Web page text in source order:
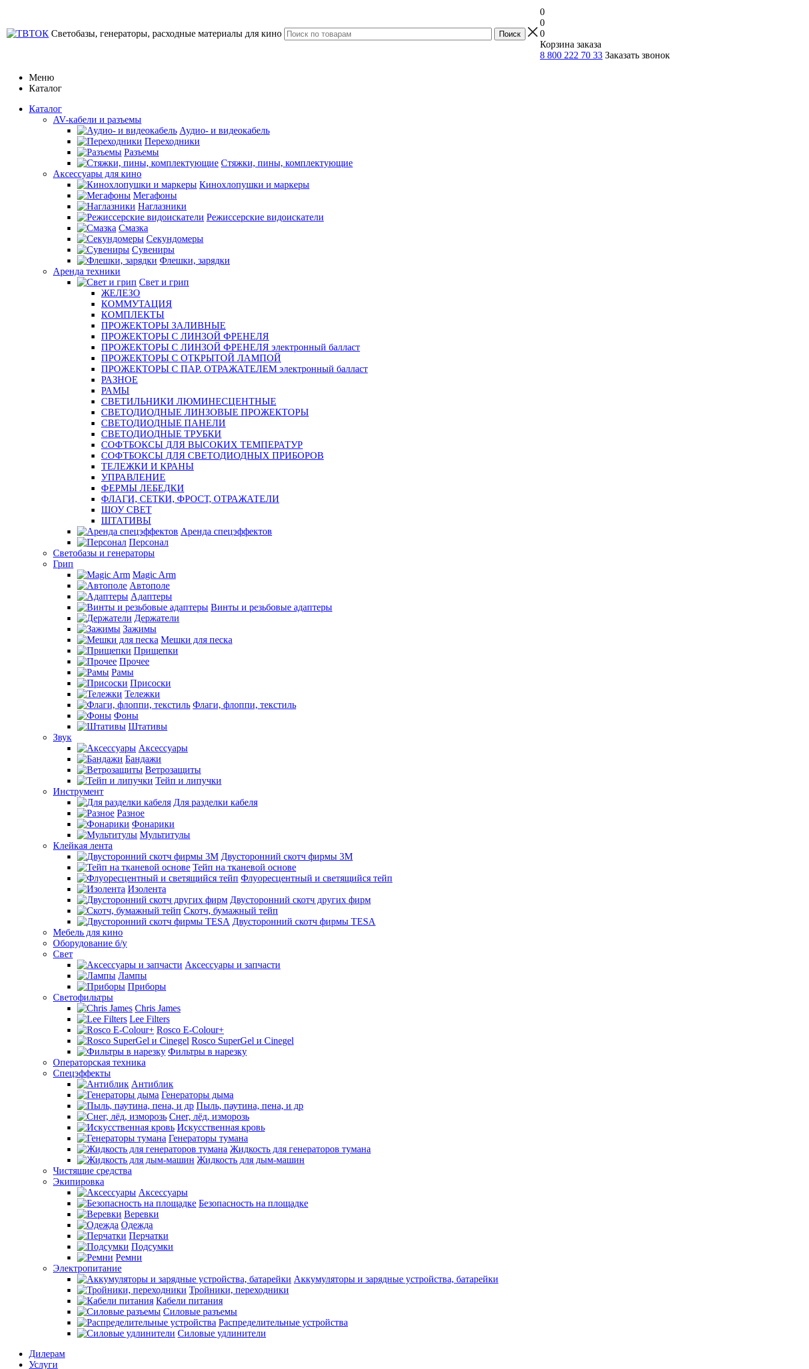
Светобазы, генераторы, расходные материалы для кино
0
0
0
Корзина заказа
8 800 222 70 33 Заказать звонок
Меню
Каталог
Каталог
AV-кабели и разъемы
Аудио- и видеокабель
Переходники
Разъемы
Стяжки, пины, комплектующие
Аксессуары для кино
Кинохлопушки и маркеры
Мегафоны
Наглазники
Режиссерские видоискатели
Смазка
Секундомеры
Сувениры
Флешки, зарядки
Аренда техники
Свет и грип
ЖЕЛЕЗО
КОММУТАЦИЯ
КОМПЛЕКТЫ
ПРОЖЕКТОРЫ ЗАЛИВНЫЕ
ПРОЖЕКТОРЫ С ЛИНЗОЙ ФРЕНЕЛЯ
ПРОЖЕКТОРЫ С ЛИНЗОЙ ФРЕНЕЛЯ электронный балласт
ПРОЖЕКТОРЫ С ОТКРЫТОЙ ЛАМПОЙ
ПРОЖЕКТОРЫ С ПАР. ОТРАЖАТЕЛЕМ электронный балласт
РАЗНОЕ
РАМЫ
СВЕТИЛЬНИКИ ЛЮМИНЕСЦЕНТНЫЕ
СВЕТОДИОДНЫЕ ЛИНЗОВЫЕ ПРОЖЕКТОРЫ
СВЕТОДИОДНЫЕ ПАНЕЛИ
СВЕТОДИОДНЫЕ ТРУБКИ
СОФТБОКСЫ ДЛЯ ВЫСОКИХ ТЕМПЕРАТУР
СОФТБОКСЫ ДЛЯ СВЕТОДИОДНЫХ ПРИБОРОВ
ТЕЛЕЖКИ И КРАНЫ
УПРАВЛЕНИЕ
ФЕРМЫ ЛЕБЕДКИ
ФЛАГИ, СЕТКИ, ФРОСТ, ОТРАЖАТЕЛИ
ШОУ СВЕТ
ШТАТИВЫ
Аренда спецэффектов
Персонал
Светобазы и генераторы
Грип
Magic Arm
Автополе
Адаптеры
Винты и резьбовые адаптеры
Держатели
Зажимы
Мешки для песка
Прищепки
Прочее
Рамы
Присоски
Тележки
Флаги, флоппи, текстиль
Фоны
Штативы
Звук
Аксессуары
Бандажи
Ветрозащиты
Тейп и липучки
Инструмент
Для разделки кабеля
Разное
Фонарики
Мультитулы
Клейкая лента
Двусторонний скотч фирмы 3M
Тейп на тканевой основе
Флуоресцентный и светящийся тейп
Изолента
Двусторонний скотч других фирм
Скотч, бумажный тейп
Двусторонний скотч фирмы TESA
Мебель для кино
Оборудование б/у
Свет
Аксессуары и запчасти
Лампы
Приборы
Светофильтры
Chris James
Lee Filters
Rosco E-Colour+
Rosco SuperGel и Cinegel
Фильтры в нарезку
Операторская техника
Спецэффекты
Антиблик
Генераторы дыма
Пыль, паутина, пена, и др
Снег, лёд, изморозь
Искусственная кровь
Генераторы тумана
Жидкость для генераторов тумана
Жидкость для дым-машин
Чистящие средства
Экипировка
Аксессуары
Безопасность на площадке
Веревки
Одежда
Перчатки
Подсумки
Ремни
Электропитание
Аккумуляторы и зарядные устройства, батарейки
Тройники, переходники
Кабели питания
Силовые разъемы
Распределительные устройства
Силовые удлинители
Дилерам
Услуги